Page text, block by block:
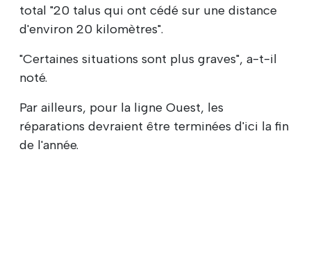
total "20 talus qui ont cédé sur une distance
d'environ 20 kilomètres".
"Certaines situations sont plus graves", a-t-il
noté.
Par ailleurs, pour la ligne Ouest, les
réparations devraient être terminées d'ici la fin
de l'année.